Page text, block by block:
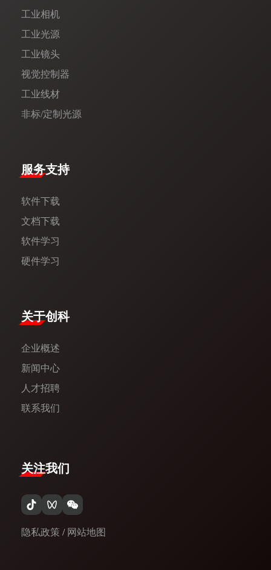
工业相机
工业光源
工业镜头
视觉控制器
工业线材
非标/定制光源
服务支持
软件下载
文档下载
软件学习
硬件学习
​关于创科​
企业概述
新闻中心​
人才招聘
联系我们
关注我们
隐私政策 / 网站地图